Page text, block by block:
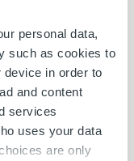
personal data,
such as cookies to
in order to
and content
services
uses your data
are only
toimintaa on
ja
nopeuttaa ja
työskentelyä.